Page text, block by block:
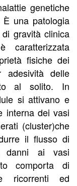
genetiche
una patologia
gravità clinica
caratterizzata
fisiche dei
delle
al solito. In
si attivano e
interna dei vasi
(cluster)che
il flusso di
danni ai vasi
comporta di
ricorrenti ed